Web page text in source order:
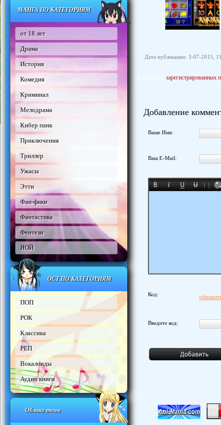
МАНГА ПО КАТЕГОРИЯМ
от 18 лет
Драма
История
Комедия
Криминал
Мелодрама
Кибер панк
Приключения
Триллер
Ужасы
Этти
Фан-фики
Фантастика
Фентези
ЯОЙ
ОСТ ПО КАТЕГОРИЯМ
ПОП
РОК
Классика
РЕП
Вокалоиды
Аудио книги
Облако тегов
Дата публикации: 3-07-2015,
зарегистрированных
Добавление
Ваше Имя:
Ваш E-Mail:
Код:
Введите код: